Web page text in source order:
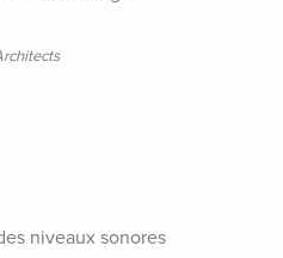
niveaux sonores